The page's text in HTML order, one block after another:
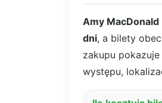
Amy MacDonald
dni, a bilety
zakupu
występu,